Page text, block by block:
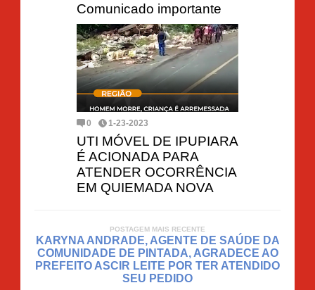
Comunicado importante
0 1-23-2023
UTI MÓVEL DE IPUPIARA
É ACIONADA PARA
ATENDER OCORRÊNCIA
EM QUIEMADA NOVA
POSTAGEM MAIS RECENTE
KARYNA ANDRADE, AGENTE DE SAÚDE DA
COMUNIDADE DE PINTADA, AGRADECE AO
PREFEITO ASCIR LEITE POR TER ATENDIDO
SEU PEDIDO